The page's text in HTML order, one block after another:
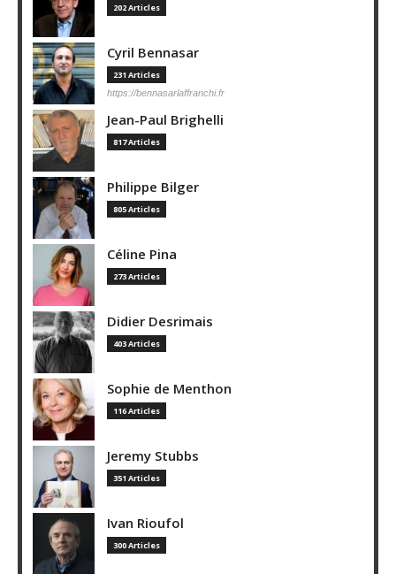
202 Articles
Cyril Bennasar
231 Articles
https://bennasarlaffranchi.fr
Jean-Paul Brighelli
817 Articles
Philippe Bilger
805 Articles
Céline Pina
273 Articles
Didier Desrimais
403 Articles
Sophie de Menthon
116 Articles
Jeremy Stubbs
351 Articles
Ivan Rioufol
300 Articles